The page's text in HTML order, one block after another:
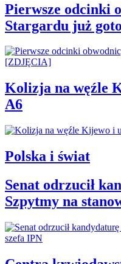
Pierwsze odcinki
Stargardu już
Kolizja na węźle
A6
Polska i świat
Senat odrzucił
Szpytmy na